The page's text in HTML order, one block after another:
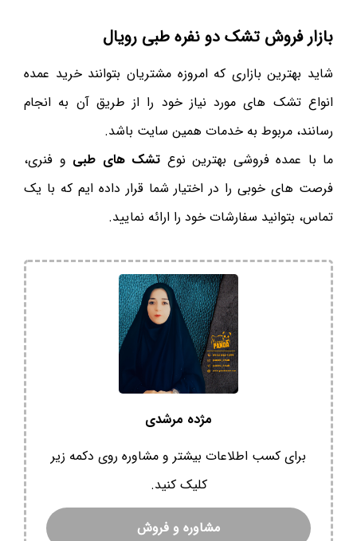
بازار فروش تشک دو نفره طبی رویال
شاید بهترین بازاری که امروزه مشتریان بتوانند خرید عمده
انواع تشک های مورد نیاز خود را از طریق آن به انجام
رسانند، مربوط به خدمات همین سایت باشد.
ما با عمده فروشی بهترین نوع تشک های طبی و فنری،
فرصت های خوبی را در اختیار شما قرار داده ایم که با یک
تماس، بتوانید سفارشات خود را ارائه نمایید.
مژده مرشدی
برای کسب اطلاعات بیشتر و مشاوره روی دکمه زیر
کلیک کنید.
مشاوره و فروش